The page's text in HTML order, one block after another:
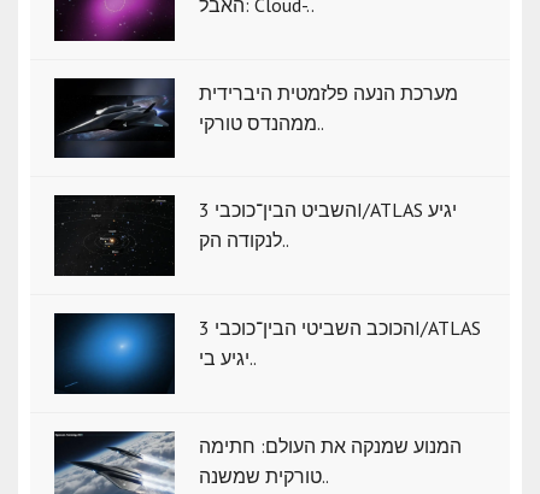
האבל: Cloud-..
מערכת הנעה פלזמטית היברידית
ממהנדס טורקי..
השביט הבין־כוכבי 3I/ATLAS יגיע
לנקודה הק..
הכוכב השביטי הבין־כוכבי 3I/ATLAS
יגיע בי..
המנוע שמנקה את העולם: חתימה
טורקית שמשנה..